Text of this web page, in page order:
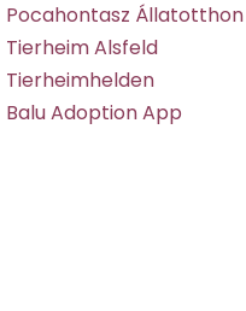
Pocahontasz Állatotthon
Tierheim Alsfeld
Tierheimhelden
Balu Adoption App